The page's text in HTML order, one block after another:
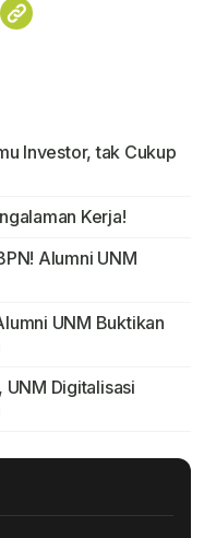
Investor, tak Cukup
Kerja!
Alumni UNM
UNM Buktikan
Digitalisasi